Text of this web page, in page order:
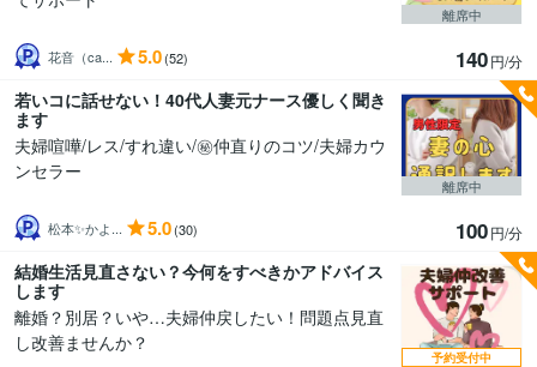
花音（ca... 5.0(52) 140円/分
離席中
若いコに話せない！40代人妻元ナース優しく聞き
ます
夫婦喧嘩/レス/すれ違い/㊙️仲直りのコツ/夫婦カウ
ンセラー
松本✨かよ... 5.0(30) 100円/分
離席中
結婚生活見直さない？今何をすべきかアドバイス
します
離婚？別居？いや…夫婦仲戻したい！問題点見直
し改善ませんか？
予約受付中